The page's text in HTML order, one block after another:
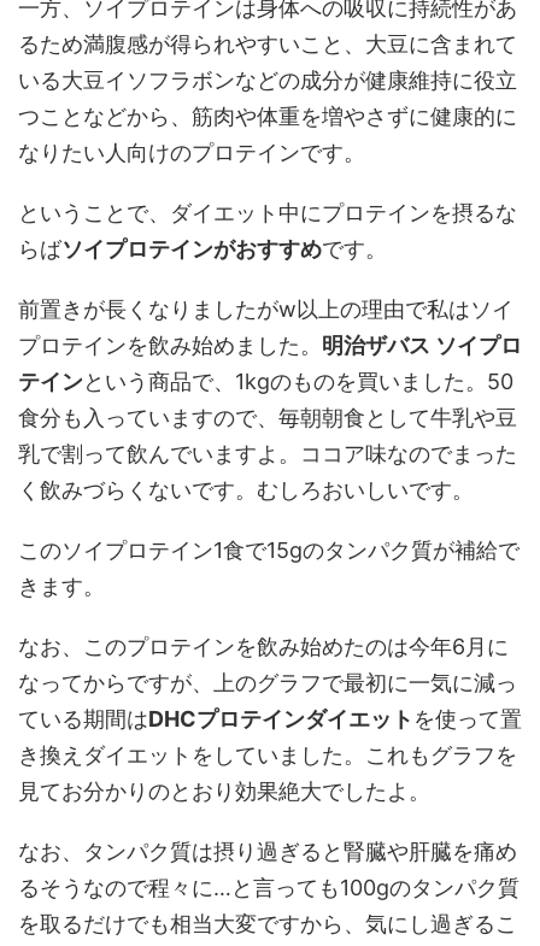
一方、ソイプロテインは身体への吸収に持続性があ
るため満腹感が得られやすいこと、大豆に含まれて
いる大豆イソフラボンなどの成分が健康維持に役立
つことなどから、筋肉や体重を増やさずに健康的に
なりたい人向けのプロテインです。
ということで、ダイエット中にプロテインを摂るな
らばソイプロテインがおすすめです。
前置きが長くなりましたがw以上の理由で私はソイ
プロテインを飲み始めました。 明治ザバス ソイプロ
テインという商品で、1kgのものを買いました。50
食分も入っていますので、毎朝朝食として牛乳や豆
乳で割って飲んでいますよ。ココア味なのでまった
く飲みづらくないです。むしろおいしいです。
このソイプロテイン1食で15gのタンパク質が補給で
きます。
なお、このプロテインを飲み始めたのは今年6月に
なってからですが、上のグラフで最初に一気に減っ
ている期間はDHCプロテインダイエット を使って置
き換えダイエットをしていました。これもグラフを
見てお分かりのとおり効果絶大でしたよ。
なお、タンパク質は摂り過ぎると腎臓や肝臓を痛め
るそうなので程々に…と言っても100gのタンパク質
を取るだけでも相当大変ですから、気にし過ぎるこ